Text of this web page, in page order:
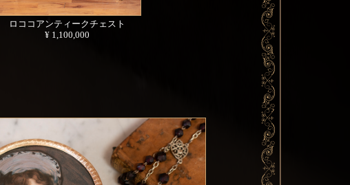
ロココアンティークチェスト
¥ 1,100,000